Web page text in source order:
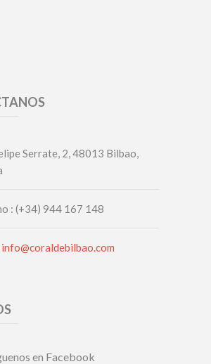
Serrate, 2, 48013 Bilbao,
: (+34) 944 167 148
info@coraldebilbao.com
en Facebook